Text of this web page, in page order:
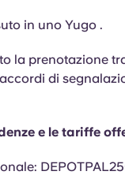
in uno Yugo .
la prenotazione
di
e le tariffe